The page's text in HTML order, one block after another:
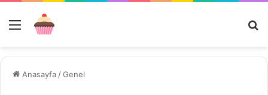
Menü
Anasayfa /Genel